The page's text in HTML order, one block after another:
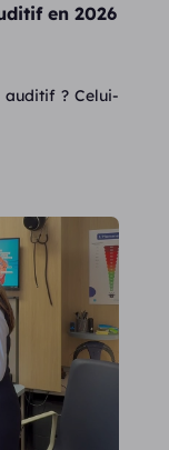
en 2026
auditif ? Celui-